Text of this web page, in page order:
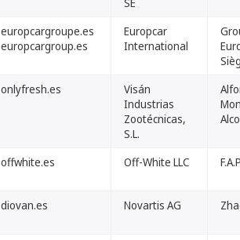
europcargroupe.es
europcargroup.es
Europcar
International
onlyfresh.es
Visán
Industrias
Zootécnicas,
S.L.
offwhite.es Off-White LLC
diovan.es Novartis AG